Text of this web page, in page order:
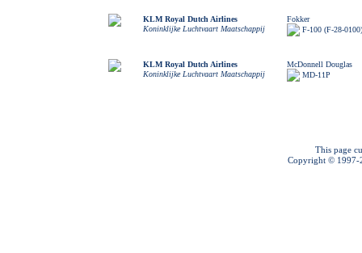
KLM Royal Dutch Airlines
Koninklijke Luchtvaart Maatschappij
Fokker
F-100 (F-28-0100)
KLM Royal Dutch Airlines
Koninklijke Luchtvaart Maatschappij
McDonnell Douglas
MD-11P
This page
Copyright © 1997-